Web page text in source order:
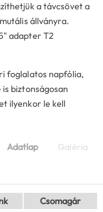
a távcsövet a
állványra.
adapter T2
foglalatos napfólia,
biztonságosan
ilyenkor le kell
Adatlap Galéria
Csomagár